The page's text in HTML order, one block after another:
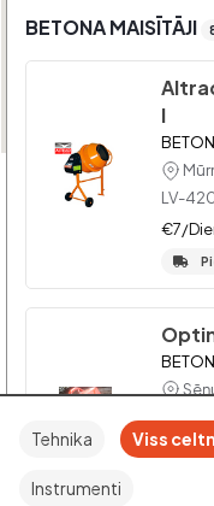
BETONA MAISĪTĀJI
l
LV-
€7/
Tehnika Viss
Instrumenti